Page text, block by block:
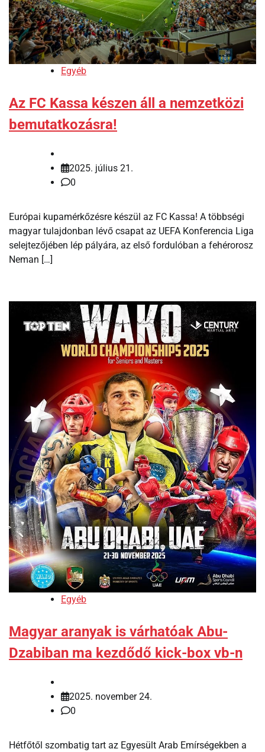
Egyéb
Az FC Kassa készen áll a nemzetközi
bemutatkozásra!
2025. július 21.
0
Európai kupamérkőzésre készül az FC Kassa! A többségi
magyar tulajdonban lévő csapat az UEFA Konferencia Liga
selejtezőjében lép pályára, az első fordulóban a fehérorosz
Neman […]
Egyéb
Magyar aranyak is várhatóak Abu-
Dzabiban ma kezdődő kick-box vb-n
2025. november 24.
0
Hétfőtől szombatig tart az Egyesült Arab Emírségekben a